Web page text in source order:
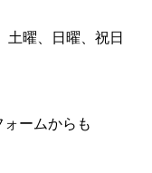
土曜、日曜、祝日
ームからも